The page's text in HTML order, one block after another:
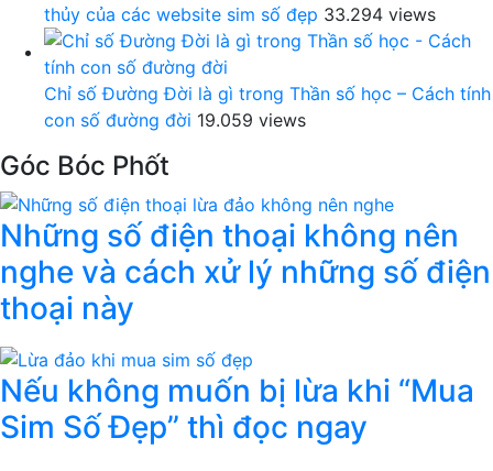
thủy của các website sim số đẹp 33.294 views
Chỉ số Đường Đời là gì trong Thần số học – Cách tính
con số đường đời 19.059 views
Góc Bóc Phốt
Những số điện thoại không nên
nghe và cách xử lý những số điện
thoại này
Nếu không muốn bị lừa khi “Mua
Sim Số Đẹp” thì đọc ngay